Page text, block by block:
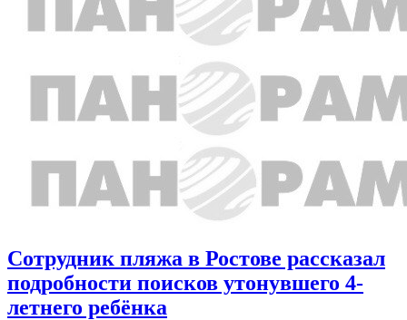
Сотрудник пляжа в Ростове рассказал
подробности поисков утонувшего 4-
летнего ребёнка